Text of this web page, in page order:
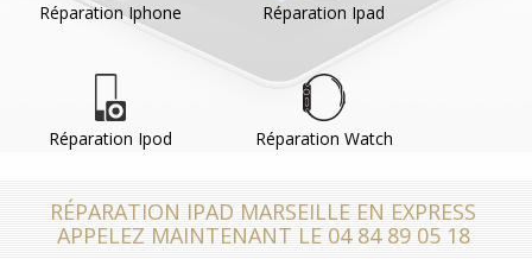
Réparation Iphone Réparation Ipad
Réparation Ipod Réparation Watch
RÉPARATION IPAD MARSEILLE EN EXPRESS
APPELEZ MAINTENANT LE 04 84 89 05 18